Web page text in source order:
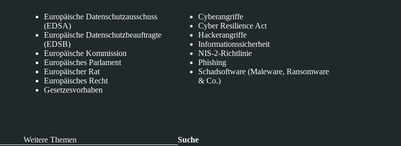
Europäische Datenschutzausschuss
(EDSA)
Europäische Datenschutzbeauftragte
(EDSB)
Europäische Kommission
Europäisches Parlament
Europäischer Rat
Europäisches Recht
Gesetzesvorhaben
Cyberangriffe
Cyber Resilience Act
Hackerangriffe
Informationssicherheit
NIS-2-Richtlinie
Phishing
Schadsoftware (Maleware, Ransomware
& Co.)
Weitere Themen Suche